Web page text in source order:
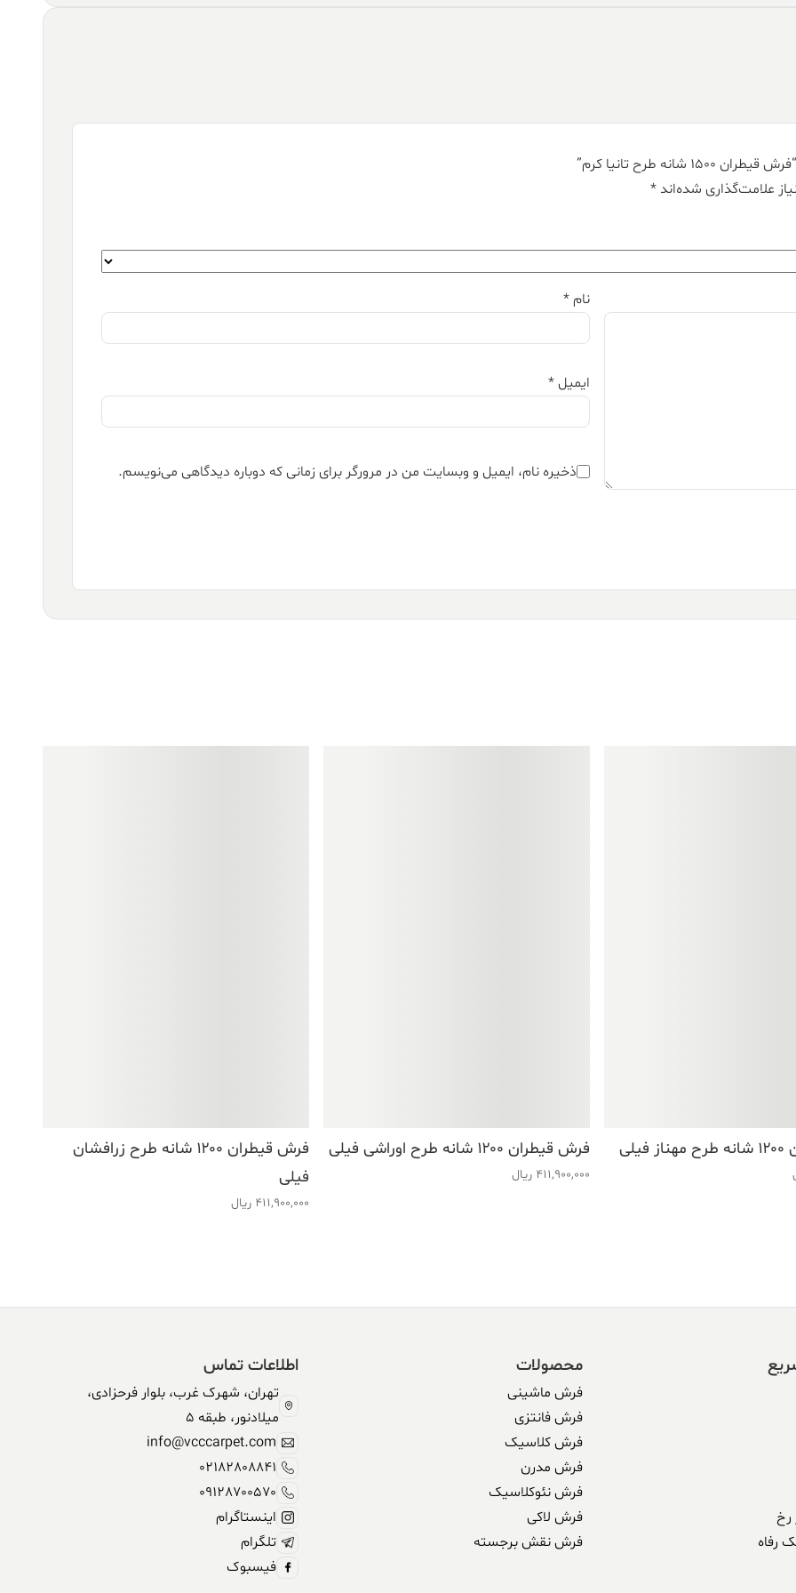
طرح تانیا کرم”
علامت‌گذاری شده‌اند *
نام *
ایمیل *
ذخیره نام، ایمیل و وبسایت من در مرورگر برای زمانی که دوباره دیدگاهی می‌نویسم.
فرش قیطران ۱۲۰۰ شانه طرح اوراشی فیلی
411,900,000 ریال
فرش قیطران ۱۲۰۰ شانه طرح زرافشان
فیلی
411,900,000 ریال
رفاه
محصولات
فرش ماشینی
فرش فانتزی
فرش کلاسیک
فرش مدرن
فرش نئوکلاسیک
فرش لاکی
فرش نقش برجسته
اطلاعات تماس
تهران، شهرک غرب، بلوار فرحزادی،
میلادنور، طبقه 5
info@vcccarpet.com
02182808841
09128700570
اینستاگرام
تلگرام
فیسبوک